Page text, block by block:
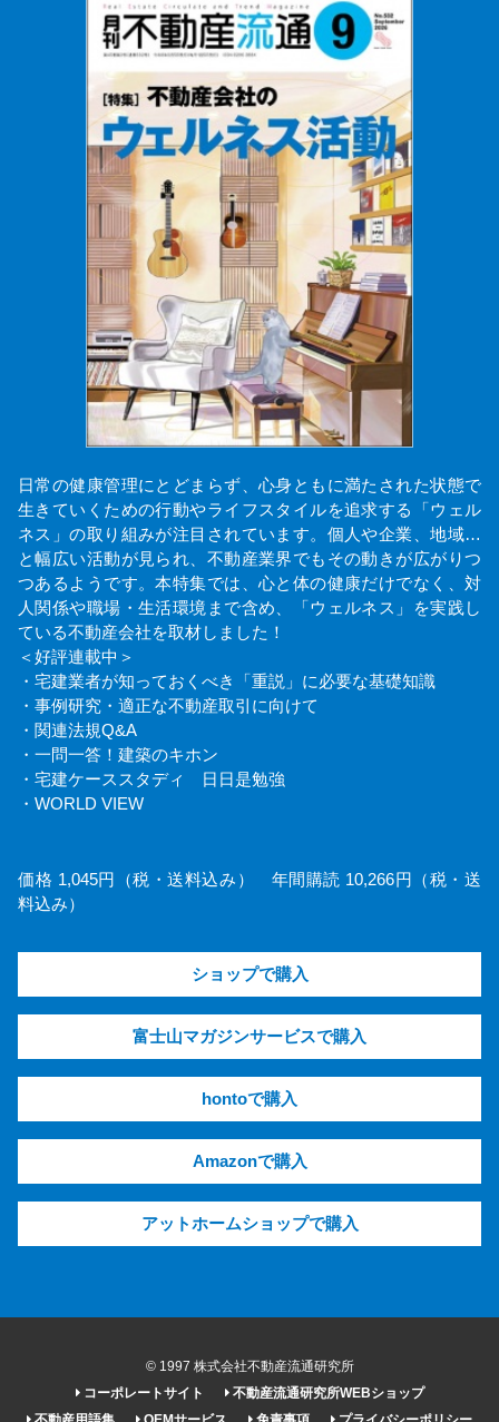
日常の健康管理にとどまらず、心身ともに満たされた状態で
生きていくための行動やライフスタイルを追求する「ウェル
ネス」の取り組みが注目されています。個人や企業、地域…
と幅広い活動が見られ、不動産業界でもその動きが広がりつ
つあるようです。本特集では、心と体の健康だけでなく、対
人関係や職場・生活環境まで含め、「ウェルネス」を実践し
ている不動産会社を取材しました！
＜好評連載中＞
・宅建業者が知っておくべき「重説」に必要な基礎知識
・事例研究・適正な不動産取引に向けて
・関連法規Q&A
・一問一答！建築のキホン
・宅建ケーススタディ 日日是勉強
・WORLD VIEW
価格 1,045円（税・送料込み） 年間購読 10,266円（税・送
料込み）
ショップで購入
富士山マガジンサービスで購入
hontoで購入
Amazonで購入
アットホームショップで購入
© 1997 株式会社不動産流通研究所
コーポレートサイト
不動産流通研究所WEBショップ